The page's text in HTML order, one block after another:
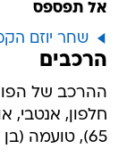
אל תפספס
שחר יוזם הקמת
הרכבים
ההרכב של
חלפון, אנטבי,
65), טועמה (בן עמי, 76), אפק, קלשנקו (כנפו, 74)